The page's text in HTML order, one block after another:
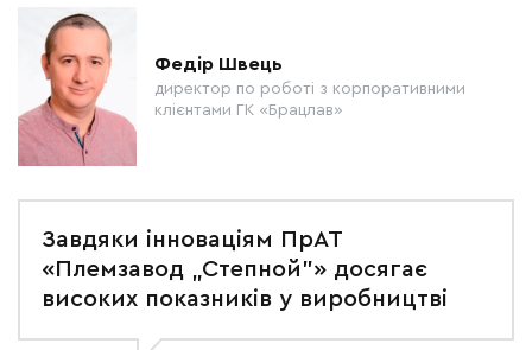
Федір Швець
директор по роботі з корпоративними
клієнтами ГК «Брацлав»
Завдяки інноваціям ПрАТ
«Племзавод „Степной”» досягає
високих показників у виробництві